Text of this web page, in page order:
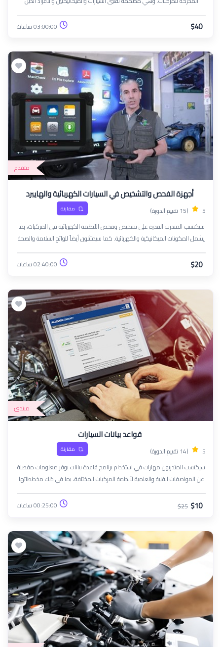
يسعون إلى توسيع معرفتهم بأنظمة توليد القوة المحركة مع تعزيز خبراتهم الفنية
$40 03:00:00 ساعات
متقدم
أجهزة الفحص والتشخيص في السيارات الكهربائية والهايبرد
5 (15 تقييم الدورة) مقارنة
سيكتسب المتدرب القدرة على تشخيص وفحص الأنظمة الكهربائية في المركبات، بما
يشمل المكونات الميكانيكية والكهربائية. كما سيمتثلون أيضاً للوائح السلامة والصحة
مع إظهار الالتزام بالتحسين المستمر وتطوير مهاراتهم.
$20 02:40:00 ساعات
مبتدئ
قواعد بيانات السيارات
5 (14 تقييم الدورة) مقارنة
سيكتسب المتدربون مهارات في استخدام برنامج قاعدة بيانات يوفر معلومات مفصلة
عن المواصفات الفنية والعلمية لأنظمة المركبات المختلفة، بما في ذلك مخططاتها
الكهربائية والميكانيكية.
$10
$25 00:25:00 ساعات